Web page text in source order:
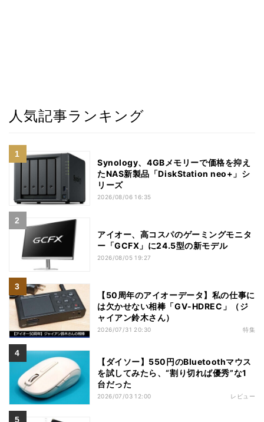
人気記事ランキング
Synology、4GBメモリーで価格を抑え
たNAS新製品「DiskStation neo+」シ
リーズ
2026/08/06 16:35
アイオー、高コスパのゲーミングモニタ
ー「GCFX」に24.5型の新モデル
2026/08/05 19:27
【50周年のアイオーデータ】私の仕事に
は欠かせない相棒「GV-HDREC」（ジ
ャイアン鈴木さん）
2026/07/31 20:30 特集
【ダイソー】550円のBluetoothマウス
を試してみたら、“割り切れば優秀”な1
台だった
2026/07/03 12:00 レビュー